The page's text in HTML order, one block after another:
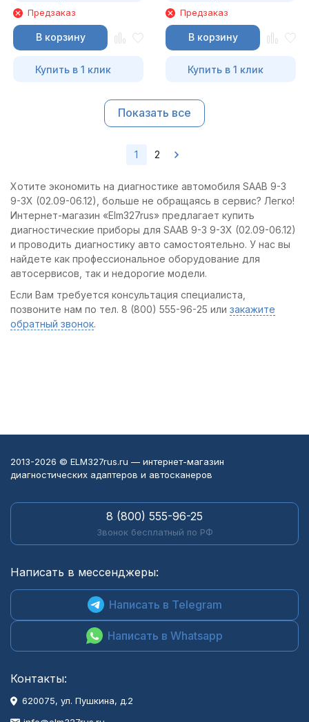
Предзаказ
В корзину
Купить в 1 клик
Предзаказ
В корзину
Купить в 1 клик
Показать все
1 2
Хотите экономить на диагностике автомобиля SAAB 9-3
9-3X (02.09-06.12), больше не обращаясь в сервис? Легко!
Интернет-магазин «Elm327rus» предлагает купить
диагностические приборы для SAAB 9-3 9-3X (02.09-06.12)
и проводить диагностику авто самостоятельно. У нас вы
найдете как профессиональное оборудование для
автосервисов, так и недорогие модели.
Если Вам требуется консультация специалиста,
позвоните нам по тел. 8 (800) 555-96-25 или закажите
обратный звонок.
2013-2026 © ELM327rus.ru — интернет-магазин
диагностических адаптеров и автосканеров
8 (800) 555-96-25
Звонок бесплатный по РФ
Написать в мессенджеры:
Написать в Telegram
Написать в Whatsapp
Контакты:
620075, ул. Пушкина, д.2